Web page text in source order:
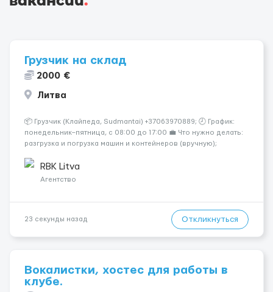
Грузчик на склад
2000 €
Литва
📦 Грузчик (Клайпеда, Sudmantai) +37063970889; 🕗 График:
понедельник–пятница, с 08:00 до 17:00 💼 Что нужно делать:
разгрузка и погрузка машин и контейнеров (вручную);
выполнение других поручений заведующего складом. ✅
Требования: ...
RBK Litva
Агентство
23 секунды назад Откликнуться
Вокалистки, хостес для работы в
клубе.